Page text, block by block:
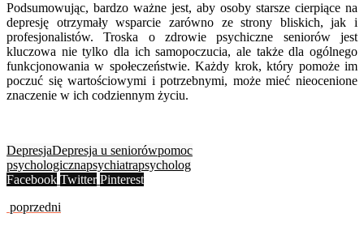
Podsumowując, bardzo ważne jest, aby osoby starsze cierpiące na
depresję otrzymały wsparcie zarówno ze strony bliskich, jak i
profesjonalistów. Troska o zdrowie psychiczne seniorów jest
kluczowa nie tylko dla ich samopoczucia, ale także dla ogólnego
funkcjonowania w społeczeństwie. Każdy krok, który pomoże im
poczuć się wartościowymi i potrzebnymi, może mieć nieocenione
znaczenie w ich codziennym życiu.
DepresjaDepresja u seniorówpomoc
psychologicznapsychiatrapsycholog
Facebook Twitter Pinterest
poprzedni